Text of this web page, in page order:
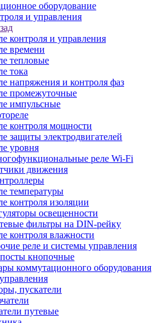
оборудование
и управления
контроля и управления
времени
тепловые
тока
напряжения и контроля фаз
промежуточные
импульсные
контроля мощности
защиты электродвигателей
уровня
реле Wi-Fi
движения
температуры
контроля изоляции
освещенности
фильтры на DIN-рейку
контроля влажности
реле и системы управления
кнопочные
коммутационного оборудования
пускатели
путевые